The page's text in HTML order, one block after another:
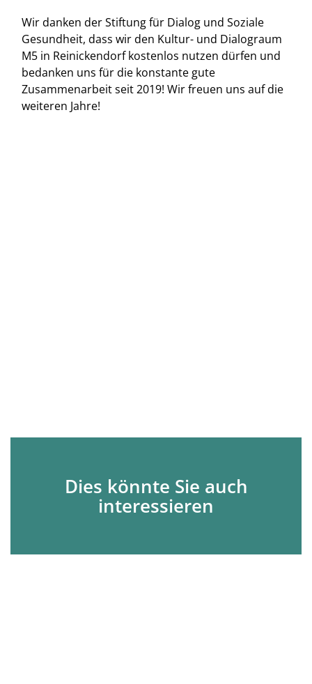
Wir danken der Stiftung für Dialog und Soziale
Gesundheit, dass wir den Kultur- und Dialograum
M5 in Reinickendorf kostenlos nutzen dürfen und
bedanken uns für die konstante gute
Zusammenarbeit seit 2019! Wir freuen uns auf die
weiteren Jahre!
Dies könnte Sie auch
interessieren